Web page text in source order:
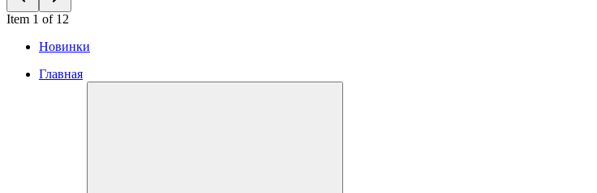
Item 1 of 12
Новинки
Главная